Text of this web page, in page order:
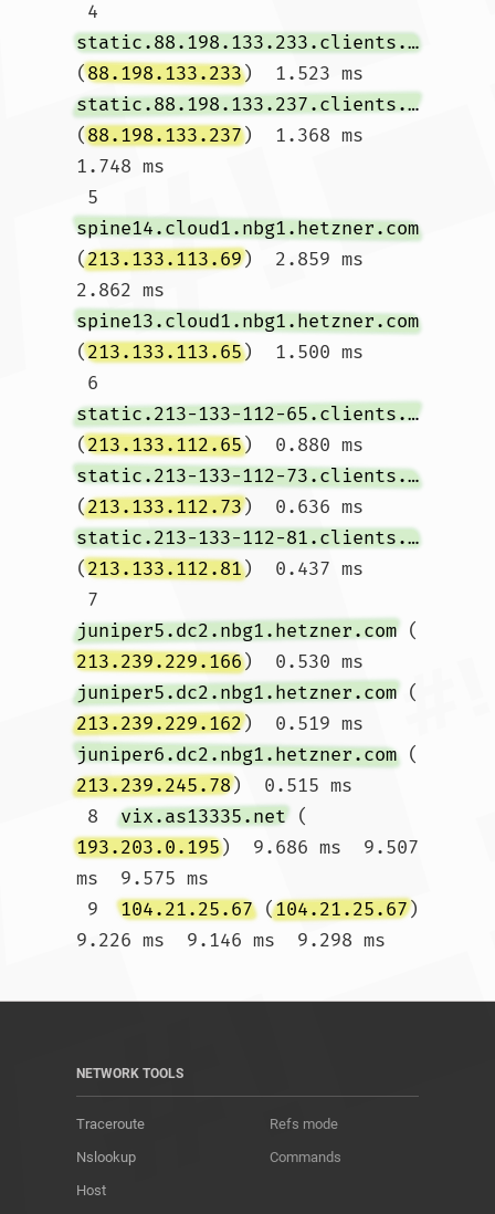
4
static.88.198.133.233.clients.your-server.de
(88.198.133.233)  1.523 ms
static.88.198.133.237.clients.your-server.de
(88.198.133.237)  1.368 ms
1.748 ms
5
spine14.cloud1.nbg1.hetzner.com
(213.133.113.69)  2.859 ms
2.862 ms
spine13.cloud1.nbg1.hetzner.com
(213.133.113.65)  1.500 ms
6
static.213-133-112-65.clients.your-server.de
(213.133.112.65)  0.880 ms
static.213-133-112-73.clients.your-server.de
(213.133.112.73)  0.636 ms
static.213-133-112-81.clients.your-server.de
(213.133.112.81)  0.437 ms
7
juniper5.dc2.nbg1.hetzner.com (
213.239.229.166)  0.530 ms
juniper5.dc2.nbg1.hetzner.com (
213.239.229.162)  0.519 ms
juniper6.dc2.nbg1.hetzner.com (
213.239.245.78)  0.515 ms
8 vix.as13335.net (
193.203.0.195)  9.686 ms  9.507
ms  9.575 ms
9 104.21.25.67 (104.21.25.67)
NETWORK TOOLS
Traceroute
Nslookup
Host
Refs mode
Commands